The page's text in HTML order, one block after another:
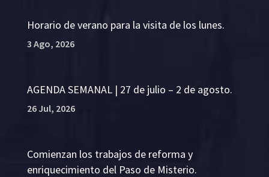
Horario de verano para la visita de los lunes.
3 Ago, 2026
AGENDA SEMANAL | 27 de julio – 2 de agosto.
26 Jul, 2026
Comienzan los trabajos de reforma y
enriquecimiento del Paso de Misterio.